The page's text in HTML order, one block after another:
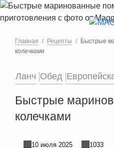
Перейти к основному
Главная Рецепты
Быстрые
колечками
Ланч Обед
Быстрые
колечками
10 июля 2025 1033